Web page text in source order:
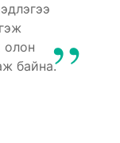
олон
байна.